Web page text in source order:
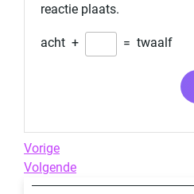
reactie plaats.
acht + = twaalf
Berichtnavigatie
Previous
Post
Vorige
Next
Post
Volgende